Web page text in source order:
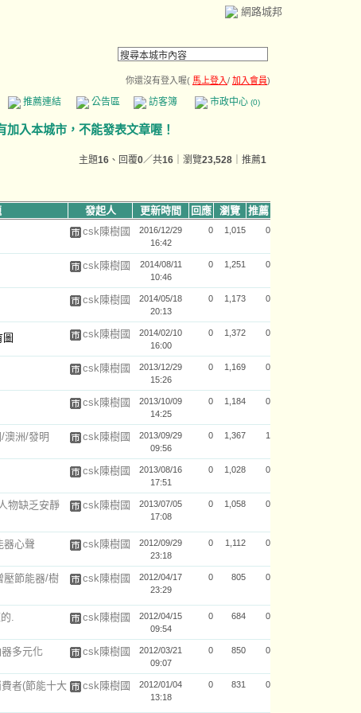
網路城邦
你還沒有登入喔( 馬上登入/ 加入會員)
推薦連結 公告區 訪客簿 市政中心 (0)
主題16 、回覆0／共16 ｜瀏覽23,528 ｜推薦1
發起人 更新時間 回應 瀏覽
推薦
csk陳樹國
2016/12/29
16:42
0 1,015 0
csk陳樹國
2014/08/11
10:46
0 1,251 0
csk陳樹國
2014/05/18
20:13
0 1,173 0
csk陳樹國
2014/02/10
16:00
0 1,372 0
csk陳樹國
2013/12/29
15:26
0 1,169 0
csk陳樹國
2013/10/09
14:25
0 1,184 0
澳洲/發明 csk陳樹國
2013/09/29
09:56
0 1,367 1
csk陳樹國
2013/08/16
17:51
0 1,028 0
物缺乏安靜
csk陳樹國
2013/07/05
17:08
0 1,058 0
器心聲 csk陳樹國
2012/09/29
23:18
0 1,112 0
壓節能器/樹
csk陳樹國
2012/04/17
23:29
0 805 0
. csk陳樹國
2012/04/15
09:54
0 684 0
多元化 csk陳樹國
2012/03/21
09:07
0 850 0
者(節能十大
csk陳樹國
2012/01/04
13:18
0 831 0